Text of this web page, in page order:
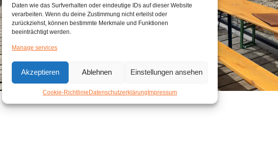
Daten wie das Surfverhalten oder eindeutige IDs auf dieser Website
verarbeiten. Wenn du deine Zustimmung nicht erteilst oder
zurückziehst, können bestimmte Merkmale und Funktionen
beeinträchtigt werden.
Manage services
Akzeptieren Ablehnen Einstellungen ansehen
Cookie-RichtlinieDatenschutzerklärungImpressum